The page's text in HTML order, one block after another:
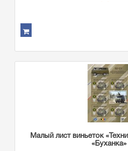
Малый лист виньеток
«Буханка»